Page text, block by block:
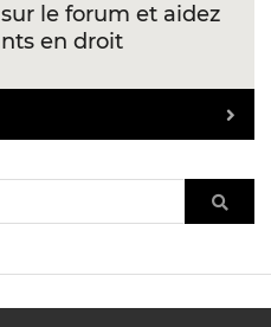
le forum et aidez
en droit